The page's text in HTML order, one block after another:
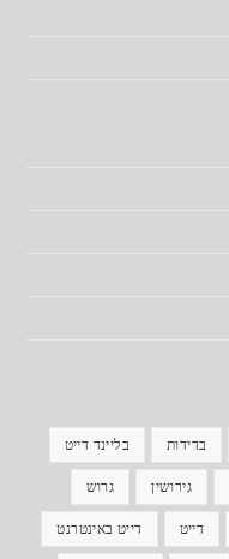
בדידות בליינד דייט
גירושין גרוש
דייט דייט באינטרנט